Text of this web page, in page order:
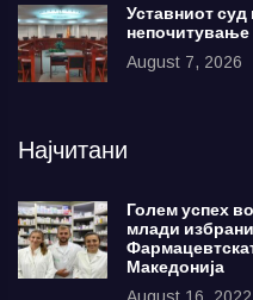
Уставниот суд
непочитување
August 7, 2026
Најчитани
Голем успех
млади
Македонија